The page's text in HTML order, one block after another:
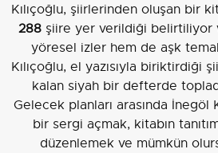
Kılıçoğlu, şiirlerinden oluşan bir
288şiire yer verildiği belirtiliyor
yöresel izler hem de aşk
Kılıçoğlu, el yazısıyla biriktirdiği
kalan siyah bir defterde
Gelecek planları arasında
bir sergi açmak, kitabın
düzenlemek ve mümkün